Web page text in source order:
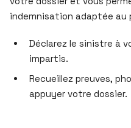
indemnisation adaptée au
Déclarez le sinistre à
impartis.
Recueillez preuves,
appuyer votre dossier.